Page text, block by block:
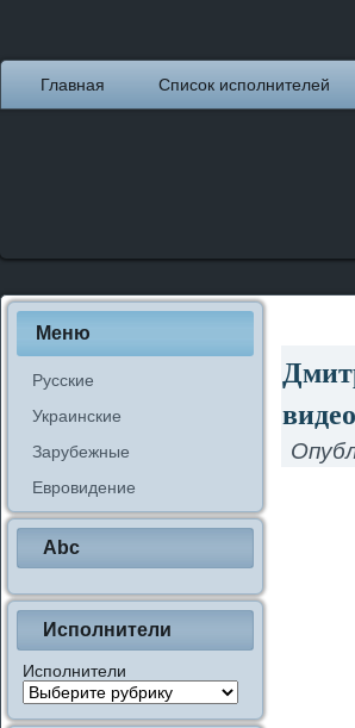
Главная Список исполнителей
Меню
Русские
Украинские
Зарубежные
Евровидение
Abc
Исполнители
Исполнители
видео